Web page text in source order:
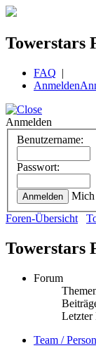
Towerstars
FAQ |
Anmelden
Anmelden
Benutzername:
Passwort:
Mich
Foren-Übersicht
Towerstars
Forum
Letzter
Team /